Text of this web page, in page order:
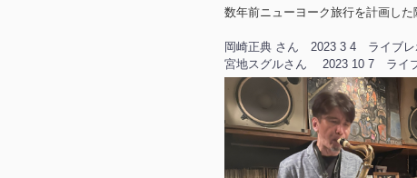
数年前ニューヨーク旅行を計画し
岡崎正典 さん 2023 3 4 ライブレ
宮地スグルさん 2023 10 7 ライ